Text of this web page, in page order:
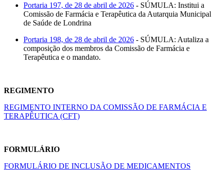
Portaria 197, de 28 de abril de 2026 - SÚMULA: Institui a
Comissão de Farmácia e Terapêutica da Autarquia Municipal
de Saúde de Londrina
Portaria 198, de 28 de abril de 2026 - SÚMULA: Autaliza a
composição dos membros da Comissão de Farmácia e
Terapêutica e o mandato.
REGIMENTO
REGIMENTO INTERNO DA COMISSÃO DE FARMÁCIA E
TERAPÊUTICA (CFT)
FORMULÁRIO
FORMULÁRIO DE INCLUSÃO DE MEDICAMENTOS